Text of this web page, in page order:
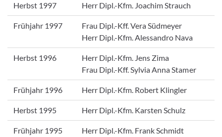
Herbst 1997 Herr Dipl.-Kfm. Joachim Strauch
Frühjahr 1997
Frau Dipl.-Kff. Vera Südmeyer
Herr Dipl.-Kfm. Alessandro Nava
Herbst 1996
Herr Dipl.-Kfm. Jens Zima
Frau Dipl.-Kff. Sylvia Anna Stamer
Frühjahr 1996 Herr Dipl.-Kfm. Robert Klingler
Herbst 1995 Herr Dipl.-Kfm. Karsten Schulz
Frühjahr 1995
Herr Dipl.-Kfm. Frank Schmidt